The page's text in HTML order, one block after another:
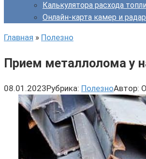
Калькулятора расхода
Онлайн-карта камер и
Главная » Полезно
Прием металлолома у
08.01.2023Рубрика: ПолезноАвтор: